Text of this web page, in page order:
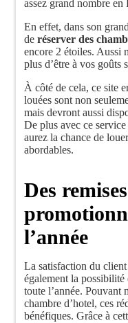
assez grand nombre
En effet, dans son
de réserver des
encore 2 étoiles. Aussi
plus d’être à vos goûts
À côté de cela, ce site
louées sont non
mais devront aussi
De plus avec ce
aurez la chance de
abordables.
Des
l’année
La satisfaction du
également la
toute l’année. Pouvant
chambre d’hotel, ces
bénéfiques. Grâce à